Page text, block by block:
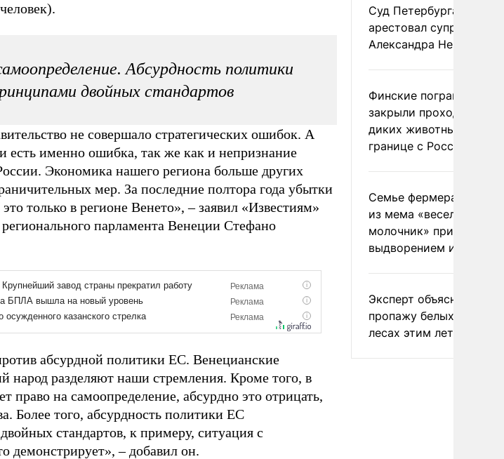
Абсурдность политики
двойных стандартов
не совершало стратегических ошибок. А
есть именно ошибка, так же как и непризнание
Экономика нашего региона больше других
мер. За последние полтора года убытки
только в регионе Венето», – заявил «Известиям»
парламента Венеции Стефано
абсурдной политики ЕС. Венецианские
народ разделяют наши стремления. Кроме того, в
право на самоопределение, абсурдно это отрицать,
Более того, абсурдность политики ЕС
стандартов, к примеру, ситуация с
демонстрирует», – добавил он.
Суд Петербурга заочно
арестовал супругу
Александра Невзорова
Финские пограничники
закрыли проходы для
диких животных на
границе с Россией
Семье фермера
из мема «веселый
молочник» пригрозили
выдворением из
Эксперт объяснил
пропажу белых грибов
лесах этим летом